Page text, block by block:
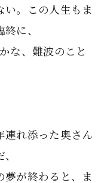
い。この人生もま
に、
な、難波のこと
連れ添った奥さん
夢が終わると、ま